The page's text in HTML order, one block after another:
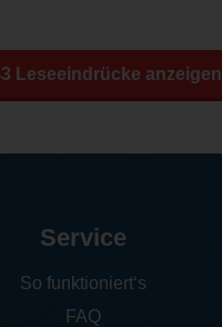
Leseeindrücke anzeigen
Service
So funktioniert‘s
FAQ